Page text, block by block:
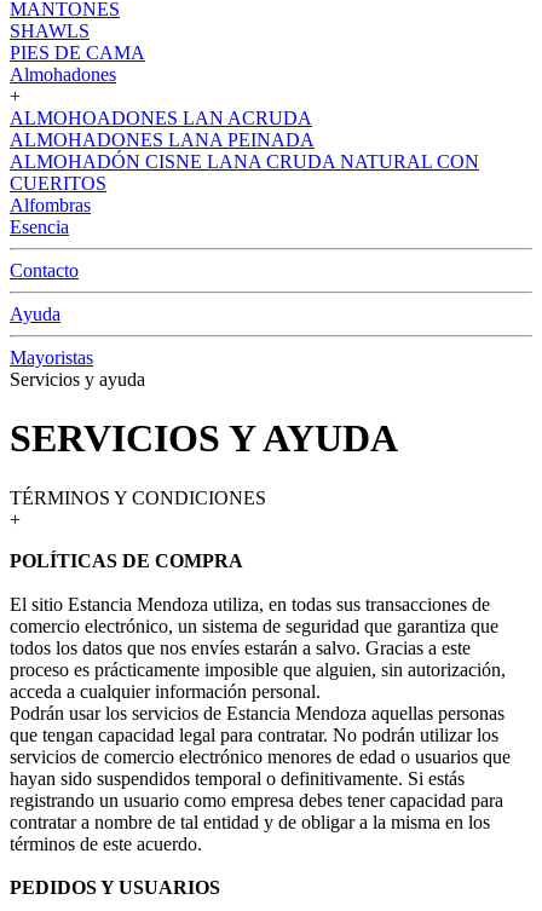
MANTONES
SHAWLS
PIES DE CAMA
Almohadones
+
ALMOHOADONES LAN ACRUDA
ALMOHADONES LANA PEINADA
ALMOHADÓN CISNE LANA CRUDA NATURAL CON
CUERITOS
Alfombras
Esencia
Contacto
Ayuda
Mayoristas
Servicios y ayuda
SERVICIOS Y AYUDA
TÉRMINOS Y CONDICIONES
+
POLÍTICAS DE COMPRA
El sitio Estancia Mendoza utiliza, en todas sus transacciones de
comercio electrónico, un sistema de seguridad que garantiza que
todos los datos que nos envíes estarán a salvo. Gracias a este
proceso es prácticamente imposible que alguien, sin autorización,
acceda a cualquier información personal.
Podrán usar los servicios de Estancia Mendoza aquellas personas
que tengan capacidad legal para contratar. No podrán utilizar los
servicios de comercio electrónico menores de edad o usuarios que
hayan sido suspendidos temporal o definitivamente. Si estás
registrando un usuario como empresa debes tener capacidad para
contratar a nombre de tal entidad y de obligar a la misma en los
términos de este acuerdo.
PEDIDOS Y USUARIOS